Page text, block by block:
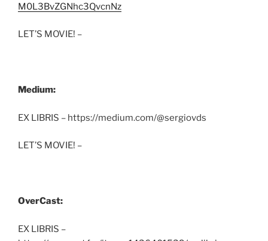
M0L3BvZGNhc3QvcnNz
LET’S MOVIE! –
Medium:
EX LIBRIS – https://medium.com/@sergiovds
LET’S MOVIE! –
OverCast:
EX LIBRIS –